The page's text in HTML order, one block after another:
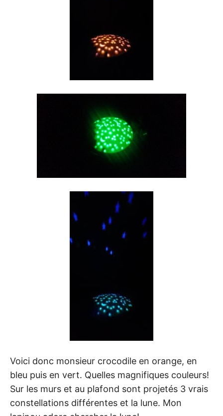
Voici donc monsieur crocodile en orange, en
bleu puis en vert. Quelles magnifiques couleurs!
Sur les murs et au plafond sont projetés 3 vrais
constellations différentes et la lune. Mon